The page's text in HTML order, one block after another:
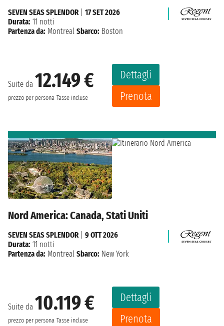
Suite da 12.149 €
prezzo per persona Tasse incluse
Dettagli
Prenota
SEVEN SEAS SPLENDOR
17 SET 2026
Durata: 11 notti
Partenza da: Montreal Sbarco: Boston
Nord America: Canada, Stati Uniti
Suite da 10.119 €
prezzo per persona Tasse incluse
Dettagli
Prenota
SEVEN SEAS SPLENDOR| 9 OTT 2026
Durata: 11 notti
Partenza da: Montreal Sbarco: New York